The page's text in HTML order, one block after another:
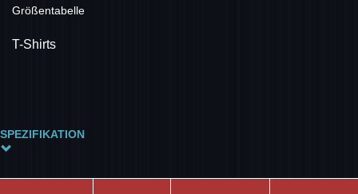
Größentabelle
T-Shirts
SPEZIFIKATION
100% Baumwolle